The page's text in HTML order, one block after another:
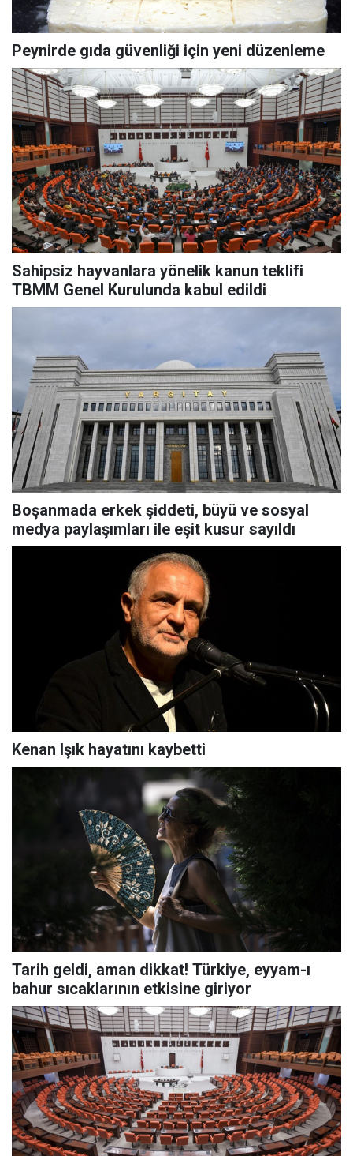
Peynirde gıda güvenliği için yeni düzenleme
Sahipsiz hayvanlara yönelik kanun teklifi
TBMM Genel Kurulunda kabul edildi
Boşanmada erkek şiddeti, büyü ve sosyal
medya paylaşımları ile eşit kusur sayıldı
Kenan Işık hayatını kaybetti
Tarih geldi, aman dikkat! Türkiye, eyyam-ı
bahur sıcaklarının etkisine giriyor